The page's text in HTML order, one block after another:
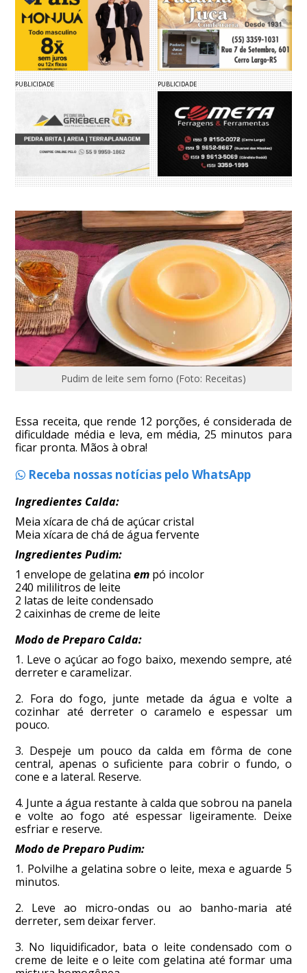
PUBLICIDADE PUBLICIDADE
Pudim de leite sem forno (Foto: Receitas)
Essa receita, que rende 12 porções, é considerada de
dificuldade média e leva, em média, 25 minutos para
ficar pronta. Mãos à obra!
Receba nossas notícias pelo WhatsApp
Ingredientes Calda:
Meia xícara de chá de açúcar cristal
Meia xícara de chá de água fervente
Ingredientes Pudim:
1 envelope de gelatinaem pó incolor
240 mililitros de leite
2 latas de leite condensado
2 caixinhas de creme de leite
Modo de Preparo Calda:
1. Leve o açúcar ao fogo baixo, mexendo sempre, até
derreter e caramelizar.
2. Fora do fogo, junte metade da água e volte a
cozinhar até derreter o caramelo e espessar um
pouco.
3. Despeje um pouco da calda em fôrma de cone
central, apenas o suficiente para cobrir o fundo, o
cone e a lateral. Reserve.
4. Junte a água restante à calda que sobrou na panela
e volte ao fogo até espessar ligeiramente. Deixe
esfriar e reserve.
Modo de Preparo Pudim:
1. Polvilhe a gelatina sobre o leite, mexa e aguarde 5
minutos.
2. Leve ao micro-ondas ou ao banho-maria até
derreter, sem deixar ferver.
3. No liquidificador, bata o leite condensado com o
creme de leite e o leite com gelatina até formar uma